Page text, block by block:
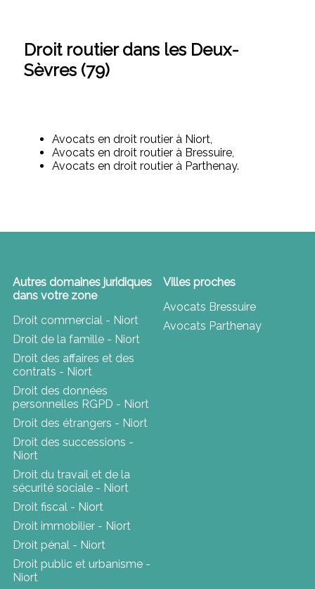
Droit routier dans les Deux-
Sèvres (79)
Avocats en droit routier à Niort,
Avocats en droit routier à Bressuire,
Avocats en droit routier à Parthenay.
Autres domaines juridiques
dans votre zone
Droit commercial - Niort
Droit de la famille - Niort
Droit des affaires et des
contrats - Niort
Droit des données
personnelles RGPD - Niort
Droit des étrangers - Niort
Droit des successions -
Niort
Droit du travail et de la
sécurité sociale - Niort
Droit fiscal - Niort
Droit immobilier - Niort
Droit pénal - Niort
Droit public et urbanisme -
Niort
Villes proches
Avocats Bressuire
Avocats Parthenay